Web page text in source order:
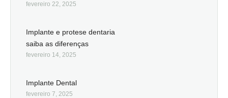
fevereiro 22, 2025
Implante e protese dentaria
saiba as diferenças
fevereiro 14, 2025
Implante Dental
fevereiro 7, 2025